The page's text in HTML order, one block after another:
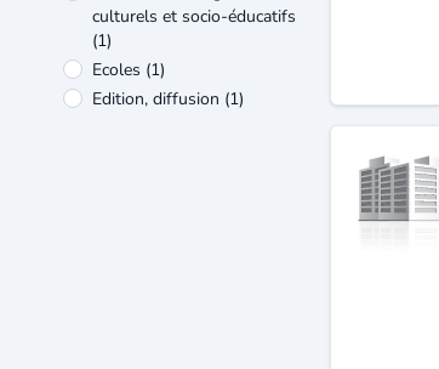
culturels et socio-éducatifs
(1)
Ecoles (1)
Edition, diffusion (1)